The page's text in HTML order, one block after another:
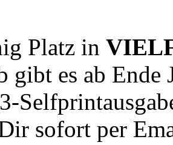
Platz in
gibt es ab Ende
sofort per